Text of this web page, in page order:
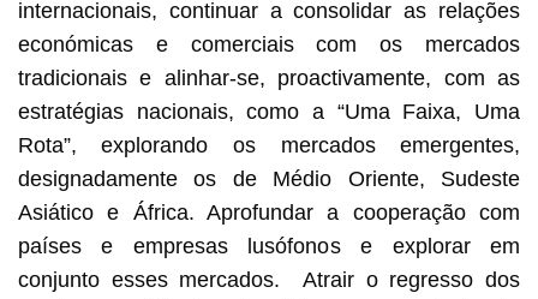
internacionais, continuar a consolidar as relações
económicas e comerciais com os mercados
tradicionais e alinhar-se, proactivamente, com as
estratégias nacionais, como a “Uma Faixa, Uma
Rota”, explorando os mercados emergentes,
designadamente os de Médio Oriente, Sudeste
Asiático e África. Aprofundar a cooperação com
países e empresas lusófonos e explorar em
conjunto esses mercados. Atrair o regresso dos